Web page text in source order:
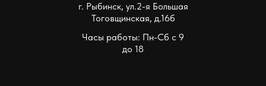
г. Рыбинск, ул.2-я Большая
Тоговщинская, д.16б
Часы работы: Пн-Сб с 9
до 18